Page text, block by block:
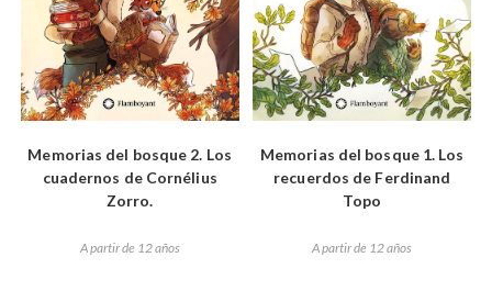
Memorias del bosque 2. Los
cuadernos de Cornélius
Zorro.
A partir de 12 años
Memorias del bosque 1. Los
recuerdos de Ferdinand
Topo
A partir de 12 años